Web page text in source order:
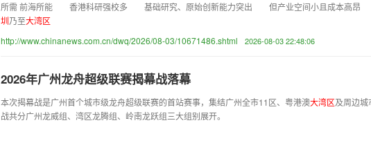
所需 前海所能 香港科研强校多 基础研究、原始创新能力突出 但产业空间小且成本高
圳乃至大湾区
http://www.chinanews.com.cn/dwq/2026/08-03/10671486.shtml
2026-08-03 22:48:06
2026年广州龙舟超级联赛揭幕战落幕
本次揭幕战是广州首个城市级龙舟超级联赛的首站赛事，集结广州全市11区、粤港澳大湾区及周边
战共分广州龙威组、湾区龙腾组、岭南龙跃组三大组别展开。